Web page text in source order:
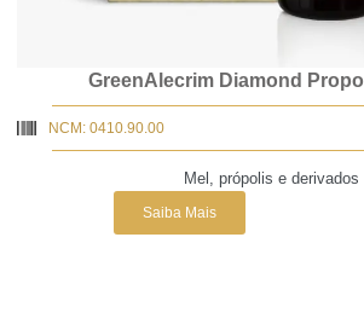
GreenAlecrim Diamond
NCM: 0410.90.00
Mel, própolis e derivados
Saiba Mais